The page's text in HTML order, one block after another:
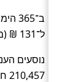
ל־131 ₪ (ממוצע כ־92 ₪).
210,457 חוות דעת.